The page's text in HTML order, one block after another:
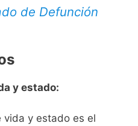
de Defunción
y estado:
vida y estado es el